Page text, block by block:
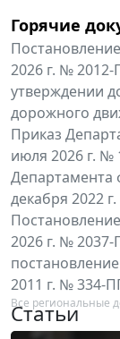
Горячие
2026 г. №
утверждении
дорожного
Приказ
июля 2026 г. №
Департамента
декабря 2022
2026 г. №
2011 г. № 334-
Все региональные
Статьи